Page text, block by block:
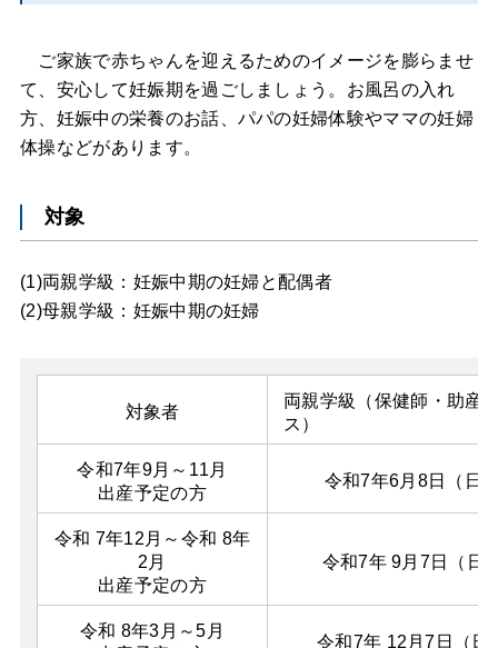
ご家族で赤ちゃんを迎えるためのイメージを膨らませ
て、安心して妊娠期を過ごしましょう。お風呂の入れ
方、妊娠中の栄養のお話、パパの妊婦体験やママの妊婦
体操などがあります。
対象
(1)両親学級：妊娠中期の妊婦と配偶者
(2)母親学級：妊娠中期の妊婦
対象者
両親学級（保健師・助産
ス）
令和7年9月～11月
出産予定の方
令和7年6月8日（日
令和 7年12月～令和 8年
2月
出産予定の方
令和7年 9月7日（日
令和 8年3月～5月
令和7年 12月7日（日